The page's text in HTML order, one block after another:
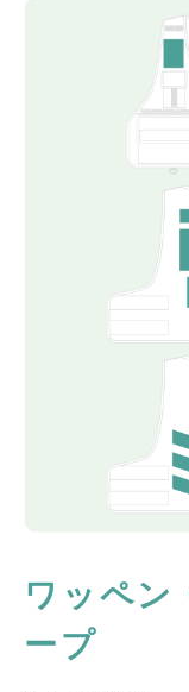
ワッペン
ープ